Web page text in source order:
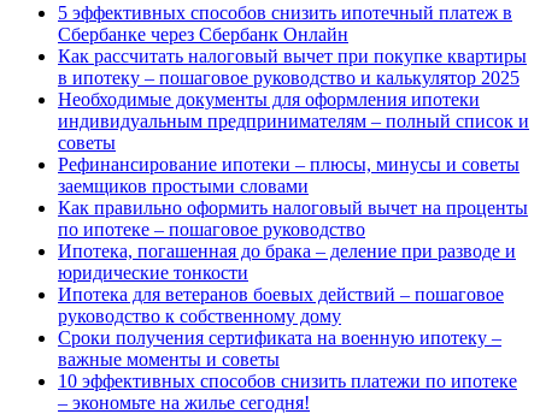
5 эффективных способов снизить ипотечный платеж в
Сбербанке через Сбербанк Онлайн
Как рассчитать налоговый вычет при покупке квартиры
в ипотеку – пошаговое руководство и калькулятор 2025
Необходимые документы для оформления ипотеки
индивидуальным предпринимателям – полный список и
советы
Рефинансирование ипотеки – плюсы, минусы и советы
заемщиков простыми словами
Как правильно оформить налоговый вычет на проценты
по ипотеке – пошаговое руководство
Ипотека, погашенная до брака – деление при разводе и
юридические тонкости
Ипотека для ветеранов боевых действий – пошаговое
руководство к собственному дому
Сроки получения сертификата на военную ипотеку –
важные моменты и советы
10 эффективных способов снизить платежи по ипотеке
– экономьте на жилье сегодня!